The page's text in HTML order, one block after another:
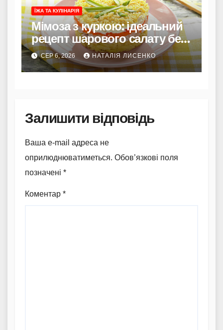
ЇЖА ТА КУЛІНАРІЯ
Мімоза з куркою: ідеальний
рецепт шарового салату без
риби
СЕР 6, 2026 НАТАЛІЯ ЛИСЕНКО
Залишити відповідь
Ваша e-mail адреса не
оприлюднюватиметься. Обов’язкові поля
позначені *
Коментар *